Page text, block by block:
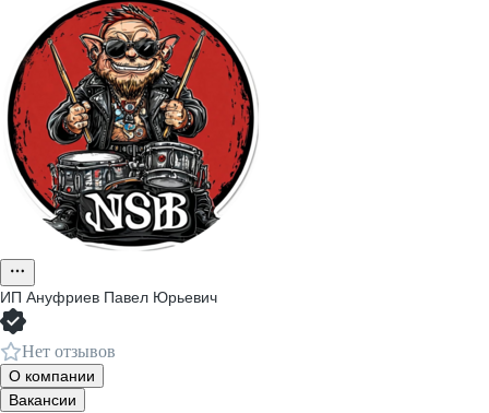
ИП Ануфриев Павел Юрьевич
Нет отзывов
О компании
Вакансии